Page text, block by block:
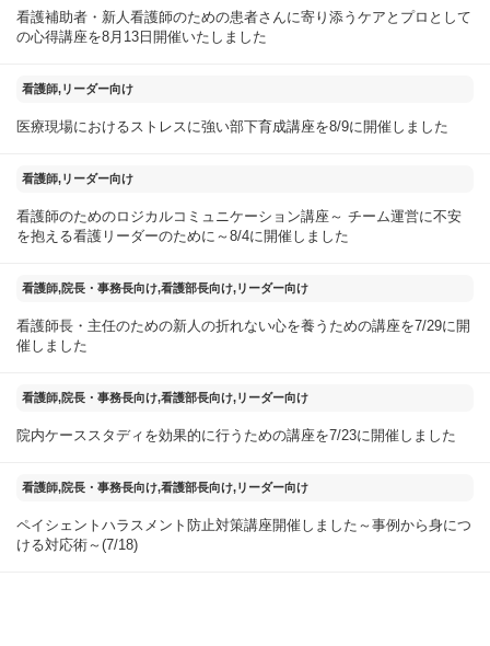
看護補助者・新人看護師のための患者さんに寄り添うケアとプロとして
の心得講座を8月13日開催いたしました
2025年08月10日
看護師,リーダー向け
医療現場におけるストレスに強い部下育成講座を8/9に開催しました
2025年08月05日
看護師,リーダー向け
看護師のためのロジカルコミュニケーション講座～ チーム運営に不安
を抱える看護リーダーのために～8/4に開催しました
2025年07月30日
看護師,院長・事務長向け,看護部長向け,リーダー向け
看護師長・主任のための新人の折れない心を養うための講座を7/29に開
催しました
2025年07月25日
看護師,院長・事務長向け,看護部長向け,リーダー向け
院内ケーススタディを効果的に行うための講座を7/23に開催しました
2025年07月20日
看護師,院長・事務長向け,看護部長向け,リーダー向け
ペイシェントハラスメント防止対策講座開催しました～事例から身につ
ける対応術～(7/18)